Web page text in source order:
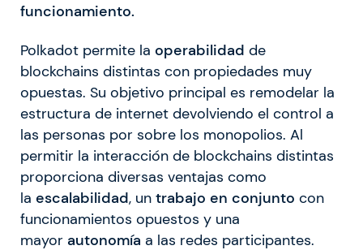
funcionamiento.
Polkadot permite la operabilidad de
blockchains distintas con propiedades muy
opuestas. Su objetivo principal es remodelar la
estructura de internet devolviendo el control a
las personas por sobre los monopolios. Al
permitir la interacción de blockchains distintas
proporciona diversas ventajas como
la escalabilidad, un trabajo en conjunto con
funcionamientos opuestos y una
mayor autonomía a las redes participantes.